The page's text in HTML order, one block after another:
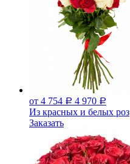
от 4 754 Р 4 970 Р
Из красных и белых роз
Заказать